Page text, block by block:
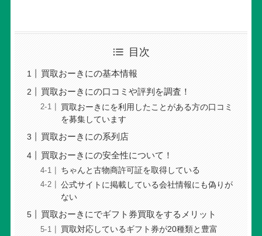
目次
買取おーきにの基本情報
買取おーきにの口コミや評判を調査！
買取おーきにを利用したことがある方の口コミ
を募集しています
買取おーきにの系列店
買取おーきにの安全性について！
ちゃんと古物商許可証を取得している
公式サイトに掲載している会社情報にも偽りが
ない
買取おーきにでギフト券買取をするメリット
買取対応しているギフト券が20種類と豊富